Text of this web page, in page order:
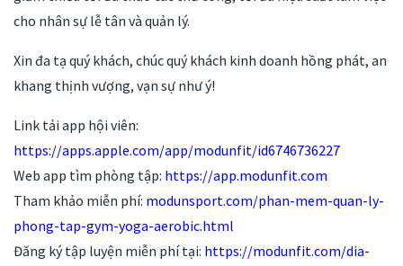
cho nhân sự lễ tân và quản lý.
Xin đa tạ quý khách, chúc quý khách kinh doanh hồng phát, an
khang thịnh vượng, vạn sự như ý!
Link tải app hội viên:
https://apps.apple.com/app/modunfit/id6746736227
Web app tìm phòng tập: https://app.modunfit.com
Tham khảo miễn phí: modunsport.com/phan-mem-quan-ly-
phong-tap-gym-yoga-aerobic.html
Đăng ký tập luyện miễn phí tại: https://modunfit.com/dia-